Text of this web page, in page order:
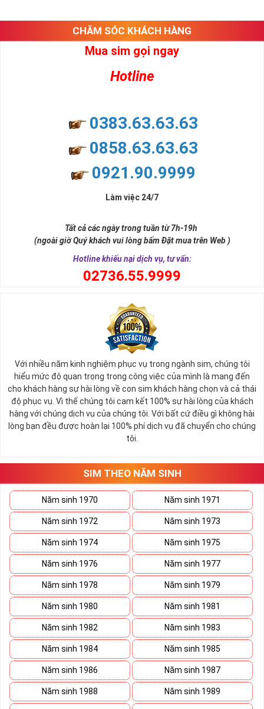
như sự sắp xếp của các con số trong sim.
Ý nghĩa sim tứ quý 2
nhiều thành công, thăng tiến hơn.
và tính hai mặt. Số 2 thúc giục chúng ta lựa chọn, dựa vào những
đời, nơi bạn phải đưa ra những quyết định quan trọng.
Ý nghĩa sim tứ quý 2
Theo quan niệm phong thủy
Số 2 tượng trưng cho sự cân bằng, hài hòa của âm dương và đất
trời. Sự cân bằng này giúp cho mọi việc đều thuận lợi và mang lại
nhiều may mắn trong cuộc sống và kinh doanh.
Số 2 còn biểu trưng cho lòng tốt, sự ổn định và tính hai mặt của
mọi vấn đề. Số 2 giúp cho họ có được sự lựa chọn, để đưa ra
những hướng giải quyết đúng đắn nhắt.
tứ 2 cùng xuất hiện trong một dãy số sim càng giúp cho ý nghĩa
sim tứ quýtăng lên gấp bội. Sở hữu sim Tứ Quý 2 giúp khích lệ tinh
thần người sở hữu là không sợ bất cứ điều gì mà hãy cứ làm thì
mọi điều tốt đẹp và may mắn ắt sẽ đến.
Lợi ích sim Tứ Quý 2 mang lại là gì?
CHĂM SÓC KHÁCH HÀNG
Mua sim gọi ngay
Hotline
0383.63.63.63
0858.63.63.63
0921.90.9999
Làm việc 24/7
Tất cả các ngày trong tuần từ 7h-19h
(ngoài giờ Quý khách vui lòng bấm Đặt mua trên Web )
Hotline khiếu nại dịch vụ, tư vấn:
02736.55.9999
Với nhiều năm kinh nghiệm phục vụ trong ngành sim, chúng tôi
hiểu mức độ quan trọng trong công việc của mình là mang đến
cho khách hàng sự hài lòng về con sim khách hàng chọn và cả thái
độ phục vụ. Vì thế chúng tôi cam kết 100% sự hài lòng của khách
hàng với chúng dịch vụ của chúng tôi. Với bất cứ điều gì không hài
lòng bạn đều được hoàn lại 100% phí dịch vụ đã chuyển cho chúng
tôi.
SIM THEO NĂM SINH
Năm sinh 1970 Năm sinh 1971
Năm sinh 1972 Năm sinh 1973
Năm sinh 1974 Năm sinh 1975
Năm sinh 1976 Năm sinh 1977
Năm sinh 1978 Năm sinh 1979
Năm sinh 1980 Năm sinh 1981
Năm sinh 1982 Năm sinh 1983
Năm sinh 1984 Năm sinh 1985
Năm sinh 1986 Năm sinh 1987
Năm sinh 1988 Năm sinh 1989